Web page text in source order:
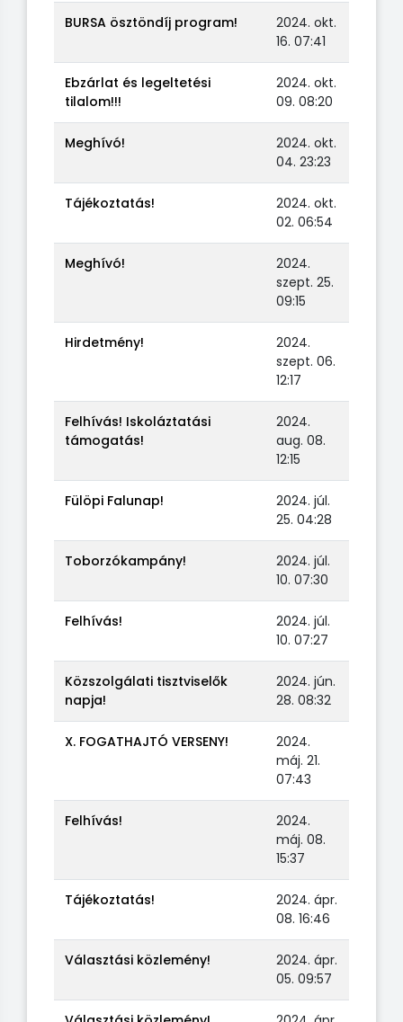
BURSA ösztöndíj program!
2024. okt.
16. 07:41
Ebzárlat és legeltetési
tilalom!!!
2024. okt.
09. 08:20
Meghívó!
2024. okt.
04. 23:23
Tájékoztatás!
2024. okt.
02. 06:54
Meghívó!
2024.
szept. 25.
09:15
Hirdetmény!
2024.
szept. 06.
12:17
Felhívás! Iskoláztatási
támogatás!
2024.
aug. 08.
12:15
Fülöpi Falunap!
2024. júl.
25. 04:28
Toborzókampány!
2024. júl.
10. 07:30
Felhívás!
2024. júl.
10. 07:27
Közszolgálati tisztviselők
napja!
2024. jún.
28. 08:32
X. FOGATHAJTÓ VERSENY!
2024.
máj. 21.
07:43
Felhívás!
2024.
máj. 08.
15:37
Tájékoztatás!
2024. ápr.
08. 16:46
Választási közlemény!
2024. ápr.
05. 09:57